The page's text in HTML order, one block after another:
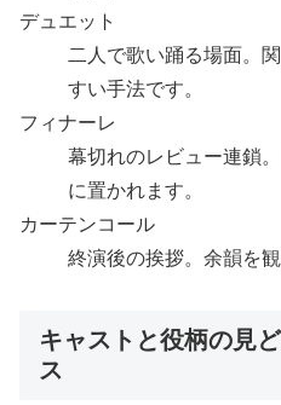
デュエット
二人で歌い踊る場面。
すい手法です。
フィナーレ
幕切れのレビュー連鎖
に置かれます。
カーテンコール
終演後の挨拶。余韻を
キャストと役柄の見
ス